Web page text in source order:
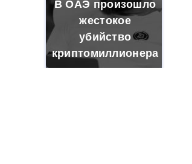
В ОАЭ произошло
жестокое
убийство
криптомиллионера